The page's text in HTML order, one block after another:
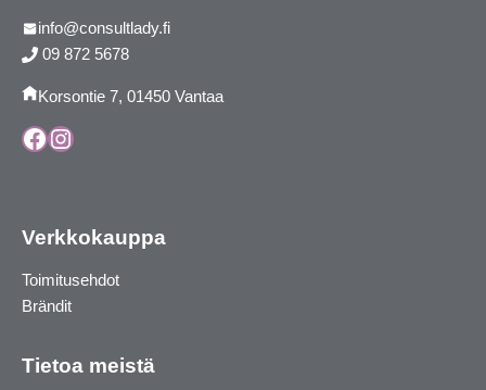
info@consultlady.fi
09 872 5678
Korsontie 7, 01450 Vantaa
Facebook
Instagram
Verkkokauppa
Toimitusehdot
Brändit
Tietoa meistä